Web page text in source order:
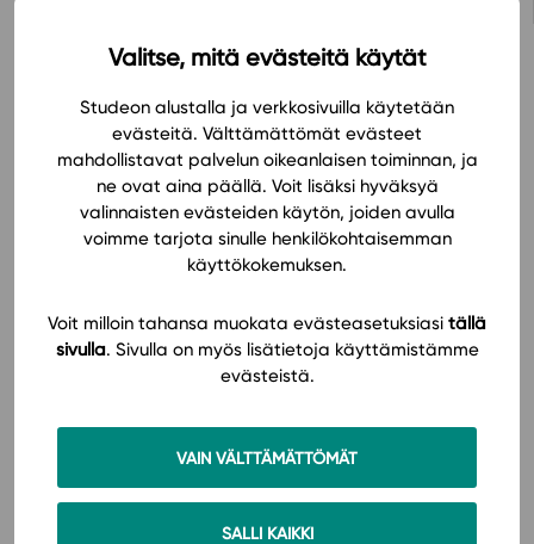
Valitse, mitä evästeitä käytät
Studeon alustalla ja verkkosivuilla käytetään
evästeitä. Välttämättömät evästeet
mahdollistavat palvelun oikeanlaisen toiminnan, ja
ne ovat aina päällä. Voit lisäksi hyväksyä
valinnaisten evästeiden käytön, joiden avulla
voimme tarjota sinulle henkilökohtaisemman
käyttökokemuksen.
Voit milloin tahansa muokata evästeasetuksiasi tällä
sivulla. Sivulla on myös lisätietoja käyttämistämme
evästeistä.
VAIN VÄLTTÄMÄTTÖMÄT
SALLI KAIKKI
Hinnasto
Tilaa